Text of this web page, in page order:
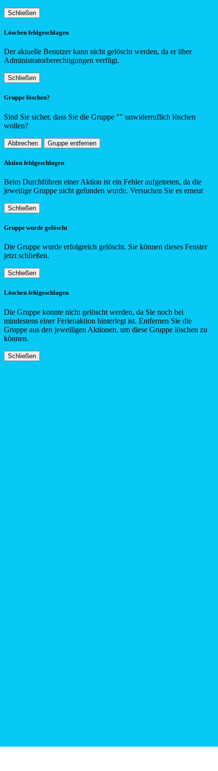
Schließen
Löschen fehlgeschlagen
Der aktuelle Benutzer kann nicht gelöscht werden, da er über
Administratorberechtigungen verfügt.
Schließen
Gruppe löschen?
Sind Sie sicher, dass Sie die Gruppe "" unwiderruflich löschen
wollen?
Abbrechen Gruppe entfernen
Aktion fehlgeschlagen
Beim Durchführen einer Aktion ist ein Fehler aufgetreten, da die
jeweilige Gruppe nicht gefunden wurde. Versuchen Sie es erneut
Schließen
Gruppe wurde gelöscht
Die Gruppe wurde erfolgreich gelöscht. Sie können dieses Fenster
jetzt schließen.
Schließen
Löschen fehlgeschlagen
Die Gruppe konnte nicht gelöscht werden, da Sie noch bei
mindestens einer Ferienaktion hinterlegt ist. Entfernen Sie die
Gruppe aus den jeweiligen Aktionen, um diese Gruppe löschen zu
können.
Schließen